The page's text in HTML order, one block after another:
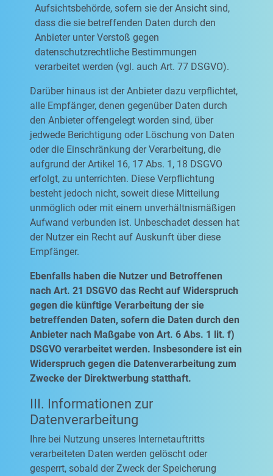
Aufsichtsbehörde, sofern sie der Ansicht sind,
dass die sie betreffenden Daten durch den
Anbieter unter Verstoß gegen
datenschutzrechtliche Bestimmungen
verarbeitet werden (vgl. auch Art. 77 DSGVO).
Darüber hinaus ist der Anbieter dazu verpflichtet,
alle Empfänger, denen gegenüber Daten durch
den Anbieter offengelegt worden sind, über
jedwede Berichtigung oder Löschung von Daten
oder die Einschränkung der Verarbeitung, die
aufgrund der Artikel 16, 17 Abs. 1, 18 DSGVO
erfolgt, zu unterrichten. Diese Verpflichtung
besteht jedoch nicht, soweit diese Mitteilung
unmöglich oder mit einem unverhältnismäßigen
Aufwand verbunden ist. Unbeschadet dessen hat
der Nutzer ein Recht auf Auskunft über diese
Empfänger.
Ebenfalls haben die Nutzer und Betroffenen
nach Art. 21 DSGVO das Recht auf Widerspruch
gegen die künftige Verarbeitung der sie
betreffenden Daten, sofern die Daten durch den
Anbieter nach Maßgabe von Art. 6 Abs. 1 lit. f)
DSGVO verarbeitet werden. Insbesondere ist ein
Widerspruch gegen die Datenverarbeitung zum
Zwecke der Direktwerbung statthaft.
III. Informationen zur
Datenverarbeitung
Ihre bei Nutzung unseres Internetauftritts
verarbeiteten Daten werden gelöscht oder
gesperrt, sobald der Zweck der Speicherung